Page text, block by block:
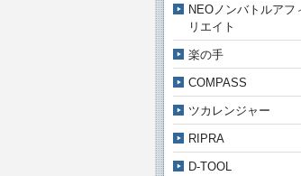
NEOノンバトルアフ
リエイト
楽の手
COMPASS
ツカレンジャー
RIPRA
D-TOOL